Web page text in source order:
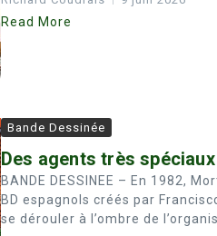
Read More
Bande Dessinée
Des agents très spéciaux
BANDE DESSINEE – En 1982,
BD espagnols créés par
se dérouler à l’ombre de